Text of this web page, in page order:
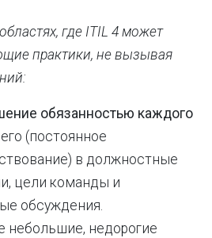
где ITIL 4 может
практики, не вызывая
обязанностью каждого
(постоянное
в должностные
цели команды и
обсуждения.
небольшие, недорогие